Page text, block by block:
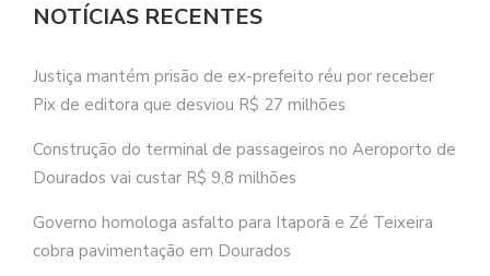
NOTÍCIAS RECENTES
Justiça mantém prisão de ex-prefeito réu por receber
Pix de editora que desviou R$ 27 milhões
Construção do terminal de passageiros no Aeroporto de
Dourados vai custar R$ 9,8 milhões
Governo homologa asfalto para Itaporã e Zé Teixeira
cobra pavimentação em Dourados